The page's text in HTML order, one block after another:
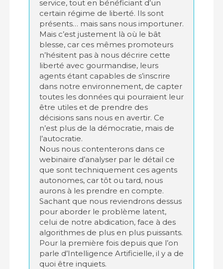
service, tout en bénéficiant d’un
certain régime de liberté. Ils sont
présents… mais sans nous importuner.
Mais c’est justement là où le bât
blesse, car ces mêmes promoteurs
n’hésitent pas à nous décrire cette
liberté avec gourmandise, leurs
agents étant capables de s’inscrire
dans notre environnement, de capter
toutes les données qui pourraient leur
être utiles et de prendre des
décisions sans nous en avertir. Ce
n’est plus de la démocratie, mais de
l’autocratie.
Nous nous contenterons dans ce
webinaire d’analyser par le détail ce
que sont techniquement ces agents
autonomes, car tôt ou tard, nous
aurons à les prendre en compte.
Sachant que nous reviendrons dessus
pour aborder le problème latent,
celui de notre abdication, face à des
algorithmes de plus en plus puissants.
Pour la première fois depuis que l’on
parle d’Intelligence Artificielle, il y a de
quoi être inquiets.